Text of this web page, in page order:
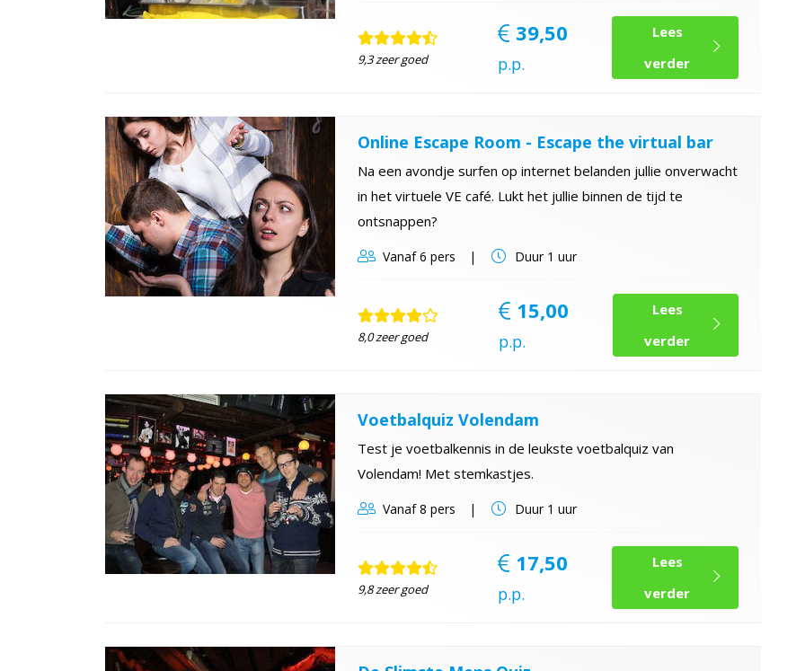
9,3 zeer goed
39,50
p.p.
Lees
verder
Online Escape Room - Escape the virtual bar
Na een avondje surfen op internet belanden jullie onverwacht
in het virtuele VE café. Lukt het jullie binnen de tijd te
ontsnappen?
Vanaf6 pers Duur1 uur
8,0 zeer goed
15,00
p.p.
Lees
verder
Voetbalquiz Volendam
Test je voetbalkennis in de leukste voetbalquiz van
Volendam! Met stemkastjes.
Vanaf8 pers Duur1 uur
9,8 zeer goed
17,50
p.p.
Lees
verder